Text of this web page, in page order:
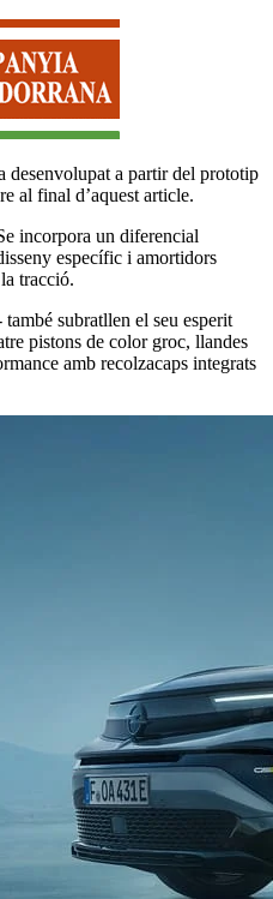
desenvolupat a partir del prototip
al final d’aquest article.
incorpora un diferencial
específic i amortidors
tracció.
subratllen el seu esperit
pistons de color groc, llandes
amb recolzacaps integrats